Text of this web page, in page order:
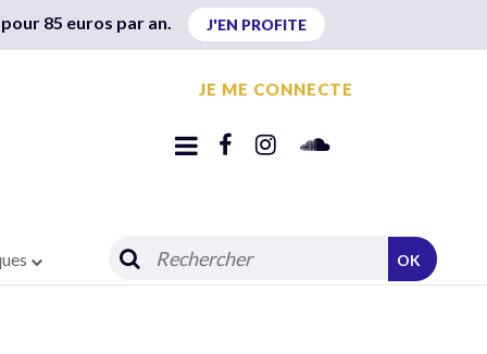
85 euros par an. J'EN PROFITE
JE ME CONNECTE
OK